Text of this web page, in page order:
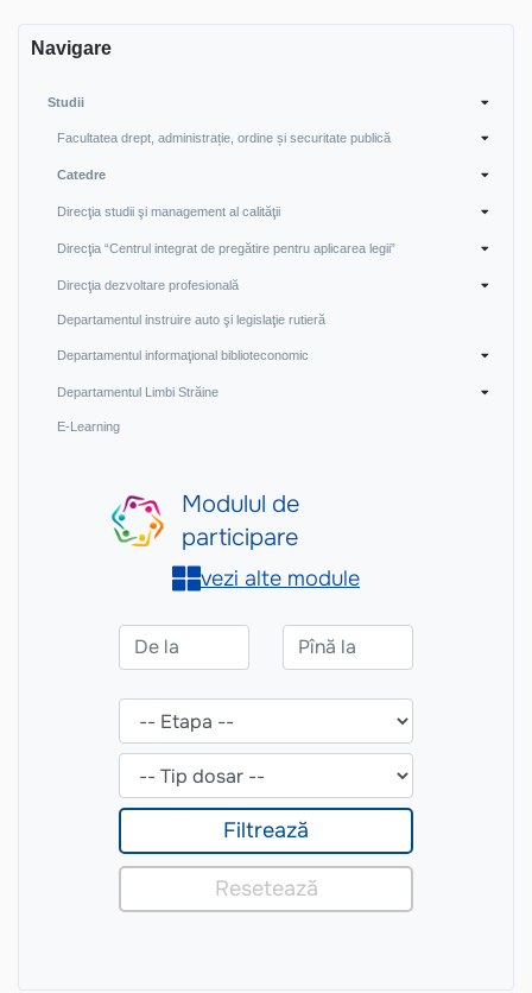
Navigare
Studii
Facultatea drept, administrație, ordine și securitate publică
Catedre
Direcţia studii şi management al calităţii
Direcţia “Centrul integrat de pregătire pentru aplicarea legii”
Direcţia dezvoltare profesională
Departamentul instruire auto şi legislaţie rutieră
Departamentul informaţional biblioteconomic
Departamentul Limbi Străine
E-Learning